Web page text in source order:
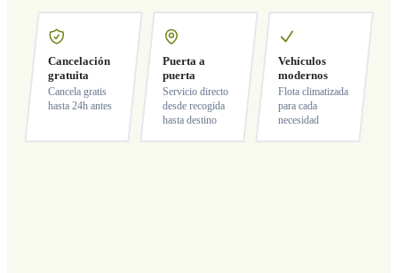
Cancelación
gratuita
Cancela gratis
hasta 24h antes
Puerta a
puerta
Servicio directo
desde recogida
hasta destino
Vehículos
modernos
Flota climatizada
para cada
necesidad